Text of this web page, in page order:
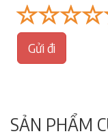
Gửi đi
SẢN PHẨM